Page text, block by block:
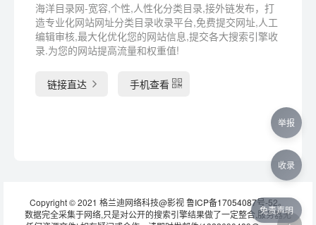
海洋目录网-宽容,个性,人性化分类目录,接外链发布，打
造专业化网站网址分类目录收录平台,免费提交网址,人工
编辑审核,最大化优化您的网站信息,提交各大搜索引擎收
录.为您的网站提高流量和权重值!
链接直达 手机查看
Copyright © 2021 格兰迪网络科技@影视鲁ICP备17054087号-52。
数据完全采集于网络,只是对公开的搜索引擎结果做了一定整合,服务器无
免责声明
举报
收录